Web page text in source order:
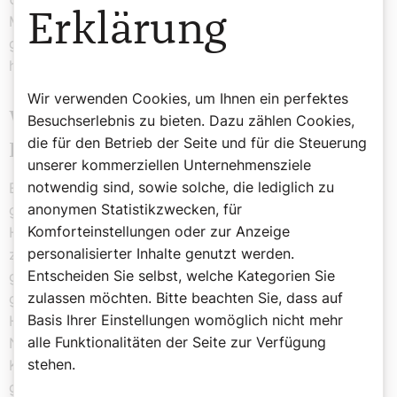
Medizin: Es darf nichts passieren, es muss immer alles
gut gehen. Ich denke, daher kommt auch dieser Trend
hin zum Wunschkaiserschnitt.
Wie beurteilen Sie als Arzt das Thema
Kaiserschnitt?
Ein Kaiserschnitt wurde bis ins Mittelalter nur dann
gemacht, wenn die Mutter im Sterben lag und man die
Hoffnung hatte, auf diese Weise wenigstens das Baby
zu retten bzw. weil man Mütter und Kinder nicht
gemeinsam bestattet hat. Ein Kaiserschnitt war früher
ganz oft das Todesurteil für eine Frau.
Heute ist es ein Routineeingriff und ich sage ganz klar:
Niemand muss sich oder soll sich vor einem
Kaiserschnitt fürchten. Erst recht, weil es ja Situationen
gibt, wo er medizinisch einfach notwendig ist. Und es
Erklärung
Wir verwenden Cookies, um Ihnen ein perfektes
Besuchserlebnis zu bieten. Dazu zählen Cookies,
die für den Betrieb der Seite und für die Steuerung
unserer kommerziellen Unternehmensziele
notwendig sind, sowie solche, die lediglich zu
anonymen Statistikzwecken, für
Komforteinstellungen oder zur Anzeige
personalisierter Inhalte genutzt werden.
Entscheiden Sie selbst, welche Kategorien Sie
zulassen möchten. Bitte beachten Sie, dass auf
Basis Ihrer Einstellungen womöglich nicht mehr
alle Funktionalitäten der Seite zur Verfügung
stehen.